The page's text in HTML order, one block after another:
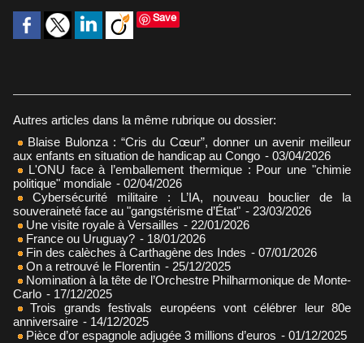
Save
Autres articles dans la même rubrique ou dossier:
Blaise Bulonza : “Cris du Cœur”, donner un avenir meilleur
aux enfants en situation de handicap au Congo - 03/04/2026
L'ONU face à l’emballement thermique : Pour une "chimie
politique" mondiale - 02/04/2026
Cybersécurité militaire : L’IA, nouveau bouclier de la
souveraineté face au "gangstérisme d’État" - 23/03/2026
Une visite royale à Versailles - 22/01/2026
France ou Uruguay? - 18/01/2026
Fin des calèches à Carthagène des Indes - 07/01/2026
On a retrouvé le Florentin - 25/12/2025
Nomination à la tête de l’Orchestre Philharmonique de Monte-
Carlo - 17/12/2025
Trois grands festivals européens vont célébrer leur 80e
anniversaire - 14/12/2025
Pièce d’or espagnole adjugée 3 millions d’euros - 01/12/2025